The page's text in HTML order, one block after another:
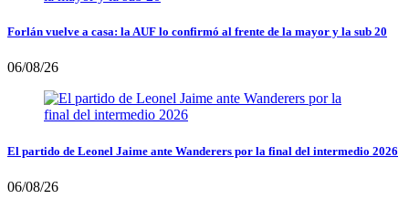
Forlán vuelve a casa: la AUF lo confirmó al frente de la mayor y la sub 20
06/08/26
El partido de Leonel Jaime ante Wanderers por la final del intermedio 2026
06/08/26